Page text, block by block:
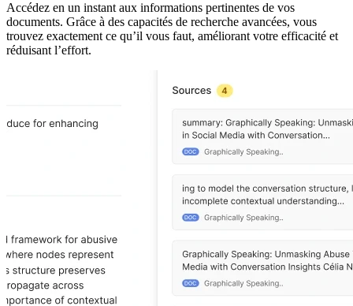
Accédez en un instant aux informations pertinentes de vos
documents. Grâce à des capacités de recherche avancées, vous
trouvez exactement ce qu’il vous faut, améliorant votre efficacité et
réduisant l’effort.